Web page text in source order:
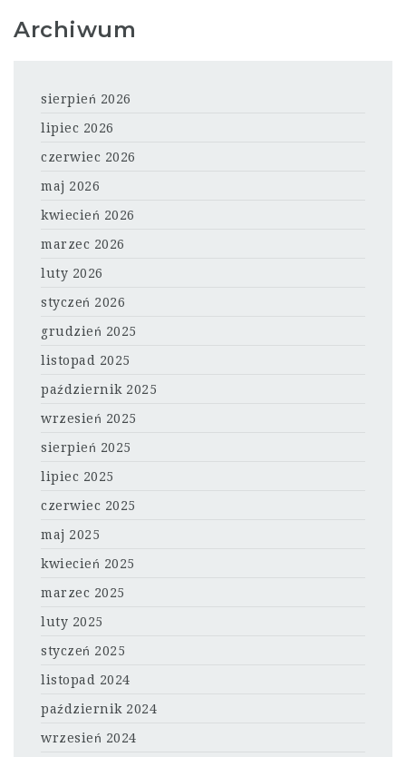
Archiwum
sierpień 2026
lipiec 2026
czerwiec 2026
maj 2026
kwiecień 2026
marzec 2026
luty 2026
styczeń 2026
grudzień 2025
listopad 2025
październik 2025
wrzesień 2025
sierpień 2025
lipiec 2025
czerwiec 2025
maj 2025
kwiecień 2025
marzec 2025
luty 2025
styczeń 2025
listopad 2024
październik 2024
wrzesień 2024